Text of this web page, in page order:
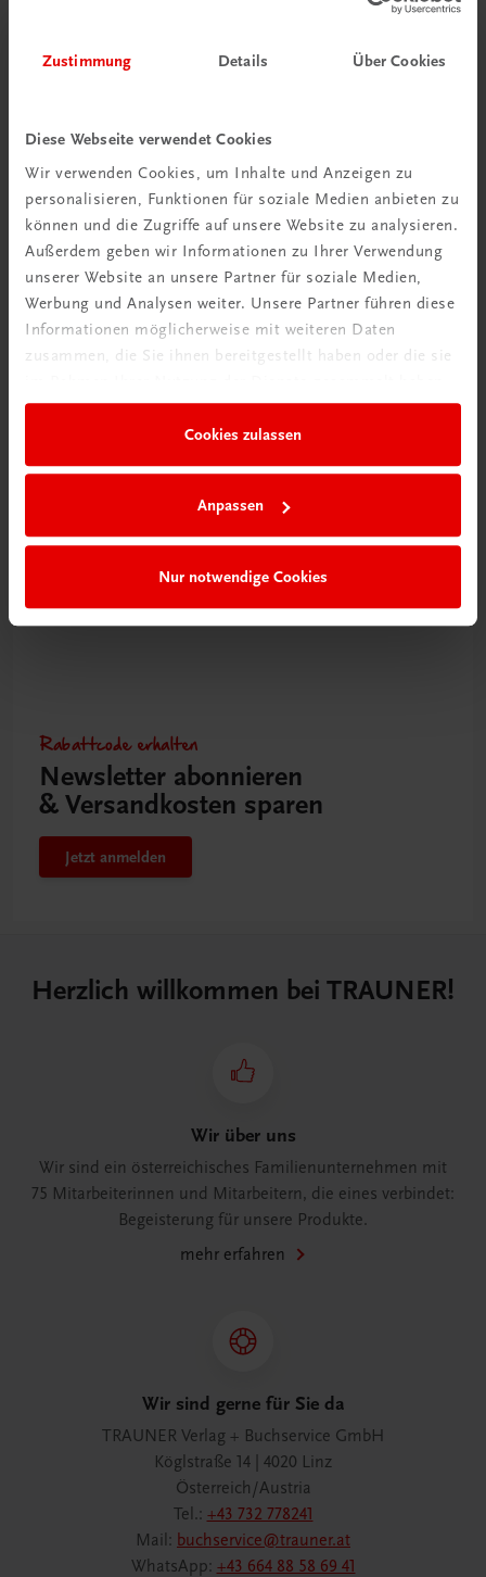
Zustimmung Details Über Cookies
Diese Webseite verwendet Cookies
Wir verwenden Cookies, um Inhalte und Anzeigen zu
personalisieren, Funktionen für soziale Medien anbieten zu
können und die Zugriffe auf unsere Website zu analysieren.
Außerdem geben wir Informationen zu Ihrer Verwendung
unserer Website an unsere Partner für soziale Medien,
Werbung und Analysen weiter. Unsere Partner führen diese
Informationen möglicherweise mit weiteren Daten
zusammen, die Sie ihnen bereitgestellt haben oder die sie
Cookies zulassen
Anpassen
Nur notwendige Cookies
Chocolat & Confiserie
Rabattcode erhalten
Newsletter abonnieren
& Versandkosten sparen
Jetzt anmelden
Herzlich willkommen bei TRAUNER!
Wir über uns
Wir sind ein österreichisches Familienunternehmen mit
75 Mitarbeiterinnen und Mitarbeitern, die eines verbindet:
Begeisterung für unsere Produkte.
mehr erfahren
Wir sind gerne für Sie da
TRAUNER Verlag + Buchservice GmbH
Köglstraße 14 | 4020 Linz
Österreich/Austria
Tel.: +43 732 778241
Mail: buchservice@trauner.at
WhatsApp: +43 664 88 58 69 41